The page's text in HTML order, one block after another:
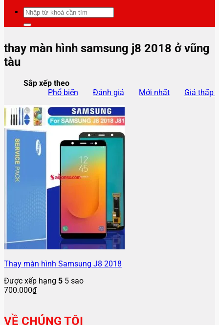
Tìm
kiếm:
thay màn hình samsung j8 2018 ở vũng
tàu
Sắp xếp theo
Phổ biến
Đánh giá Mới nhất Giá thấp
Thay màn hình Samsung J8 2018
Được xếp hạng 5 5 sao
700.000₫
VỀ CHÚNG TÔI